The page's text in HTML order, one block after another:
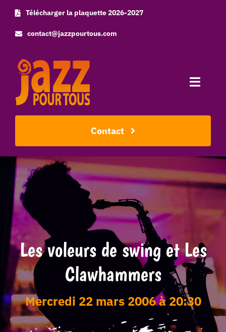
Skip
content
Télécharger la plaquette 2026-2027
contact@jazzpourtous.com
Toggle
Accueil
L’association
Les concerts
Photos
Tarifs
Contact
Les voleurs de swing et Les
Clawhammers
mercredi 22 mars 2006 à 20:30